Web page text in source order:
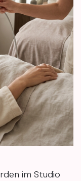
im Studio